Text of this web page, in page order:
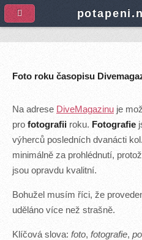
A
Foto roku časopisu
Na adrese DiveMagazinu je
pro fotografii roku. Fotografie
výherců posledních dvanácti
minimálně za prohlédnutí,
jsou opravdu kvalitní.
Bohužel musím říci, že
uděláno více než strašně.
Klíčová slova: foto, fotografie,